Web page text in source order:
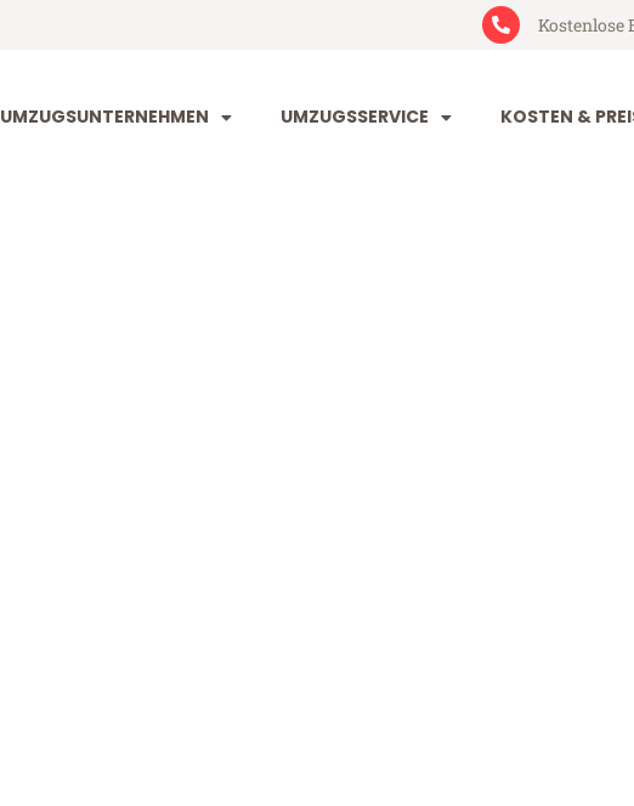
Kostenlose
UMZUGSUNTERNEHMEN UMZUGSSERVICE KOSTEN &